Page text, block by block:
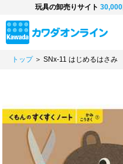
玩具の卸売りサイト 30,000
トップ＞ SNx-11 はじめるはさみ